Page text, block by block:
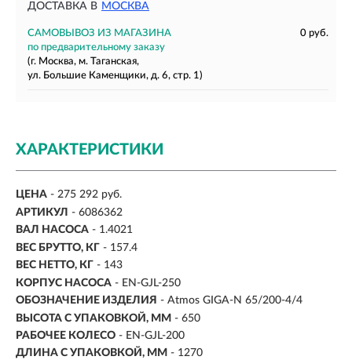
ДОСТАВКА В МОСКВА
САМОВЫВОЗ ИЗ МАГАЗИНА
0 руб.
по предварительному заказу
(г. Москва, м. Таганская,
ул. Большие Каменщики, д. 6, стр. 1)
ХАРАКТЕРИСТИКИ
ЦЕНА - 275 292 руб.
АРТИКУЛ - 6086362
ВАЛ НАСОСА - 1.4021
ВЕС БРУТТО, КГ - 157.4
ВЕС НЕТТО, КГ - 143
КОРПУС НАСОСА - EN-GJL-250
ОБОЗНАЧЕНИЕ ИЗДЕЛИЯ - Atmos GIGA-N 65/200-4/4
ВЫСОТА С УПАКОВКОЙ, ММ - 650
РАБОЧЕЕ КОЛЕСО - EN-GJL-200
ДЛИНА С УПАКОВКОЙ, ММ - 1270